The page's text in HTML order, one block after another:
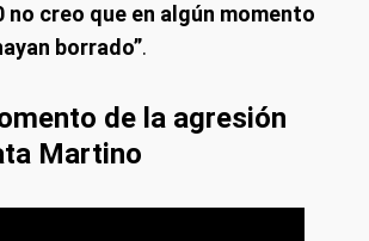
no creo que en algún momento
borrado”.
de la agresión
Martino